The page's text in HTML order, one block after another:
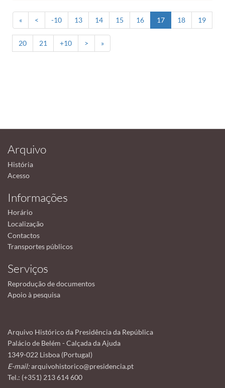
« < -10 13 14 15 16 17 18 19
20 21 +10 > »
Arquivo
História
Acesso
Informações
Horário
Localização
Contactos
Transportes públicos
Serviços
Reprodução de documentos
Apoio à pesquisa
Arquivo Histórico da Presidência da República
Palácio de Belém - Calçada da Ajuda
1349-022 Lisboa (Portugal)
E-mail:arquivohistorico@presidencia.pt
Tel.: (+351) 213 614 600